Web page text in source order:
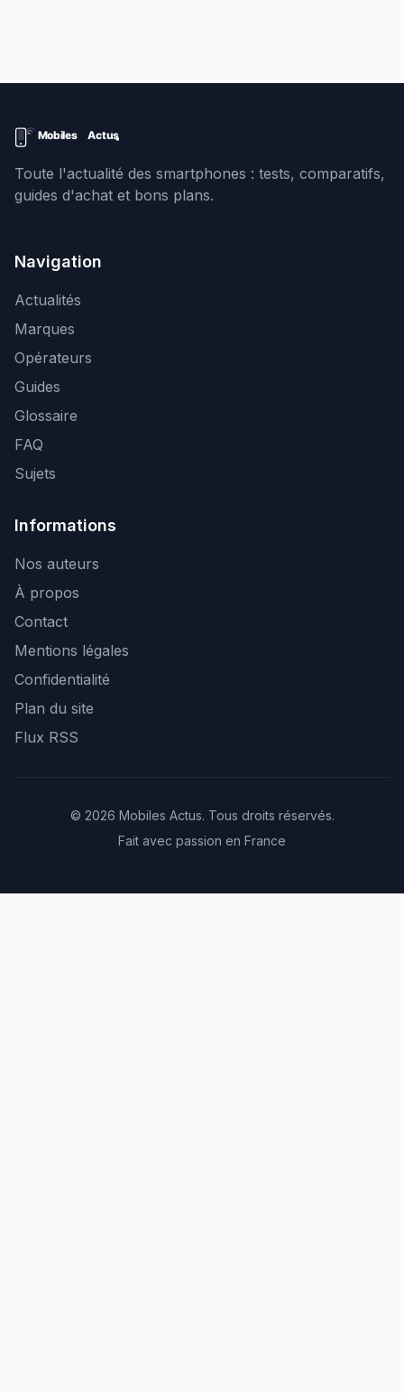
Toute l'actualité des smartphones : tests, comparatifs,
guides d'achat et bons plans.
Navigation
Actualités
Marques
Opérateurs
Guides
Glossaire
FAQ
Sujets
Informations
Nos auteurs
À propos
Contact
Mentions légales
Confidentialité
Plan du site
Flux RSS
© 2026 Mobiles Actus. Tous droits réservés.
Fait avec passion en France